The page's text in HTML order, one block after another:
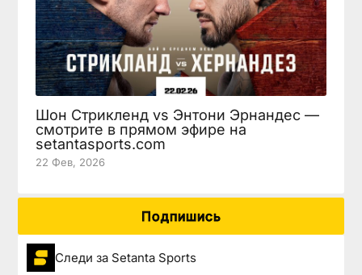
Шон Стрикленд vs Энтони Эрнандес —
смотрите в прямом эфире на
setantasports.com
22 Фев, 2026
Подпишись
Следи за Setanta Sports